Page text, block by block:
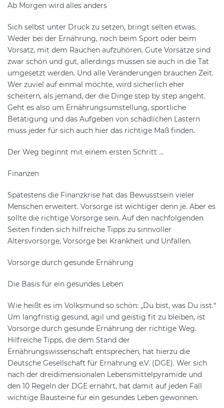
Ab Morgen wird alles anders
Sich selbst unter Druck zu setzen, bringt selten etwas.
Weder bei der Ernährung, noch beim Sport oder beim
Vorsatz, mit dem Rauchen aufzuhören. Gute Vorsätze sind
zwar schön und gut, allerdings müssen sie auch in die Tat
umgesetzt werden. Und alle Veränderungen brauchen Zeit.
Wer zuviel auf einmal möchte, wird sicherlich eher
scheitern, als jemand, der die Dinge step by step angeht.
Geht es also um Ernährungsumstellung, sportliche
Betätigung und das Aufgeben von schädlichen Lastern
muss jeder für sich auch hier das richtige Maß finden.
Der Weg beginnt mit einem ersten Schritt …
Finanzen
Spätestens die Finanzkrise hat das Bewusstsein vieler
Menschen erweitert. Vorsorge ist wichtiger denn je. Aber es
sollte die richtige Vorsorge sein. Auf den nachfolgenden
Seiten finden sich hilfreiche Tipps zu sinnvoller
Altersvorsorge, Vorsorge bei Krankheit und Unfällen.
Vorsorge durch gesunde Ernährung
Die Basis für ein gesundes Leben
Wie heißt es im Volksmund so schön: „Du bist, was Du isst.“
Um langfristig gesund, agil und geistig fit zu bleiben, ist
Vorsorge durch gesunde Ernährung der richtige Weg.
Hilfreiche Tipps, die dem Stand der
Ernährungswissenschaft entsprechen, hat hierzu die
Deutsche Gesellschaft für Ernährung e.V. (DGE). Wer sich
nach der dreidimensionalen Lebensmittelpyramide und
den 10 Regeln der DGE ernährt, hat damit auf jeden Fall
wichtige Bausteine für ein gesundes Leben gewonnen.